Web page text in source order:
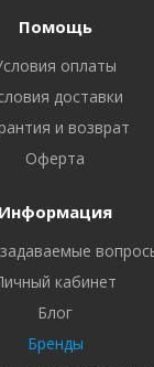
Помощь
оплаты
доставки
и возврат
Оферта
Информация
кабинет
Блог
Бренды